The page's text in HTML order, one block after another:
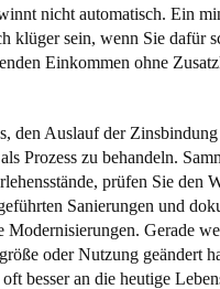
nicht automatisch. Ein
klüger sein, wenn Sie dafür
Einkommen ohne
den Auslauf der
Prozess zu behandeln.
prüfen Sie den
Sanierungen und
Modernisierungen. Gerade
oder Nutzung geändert
besser an die heutige